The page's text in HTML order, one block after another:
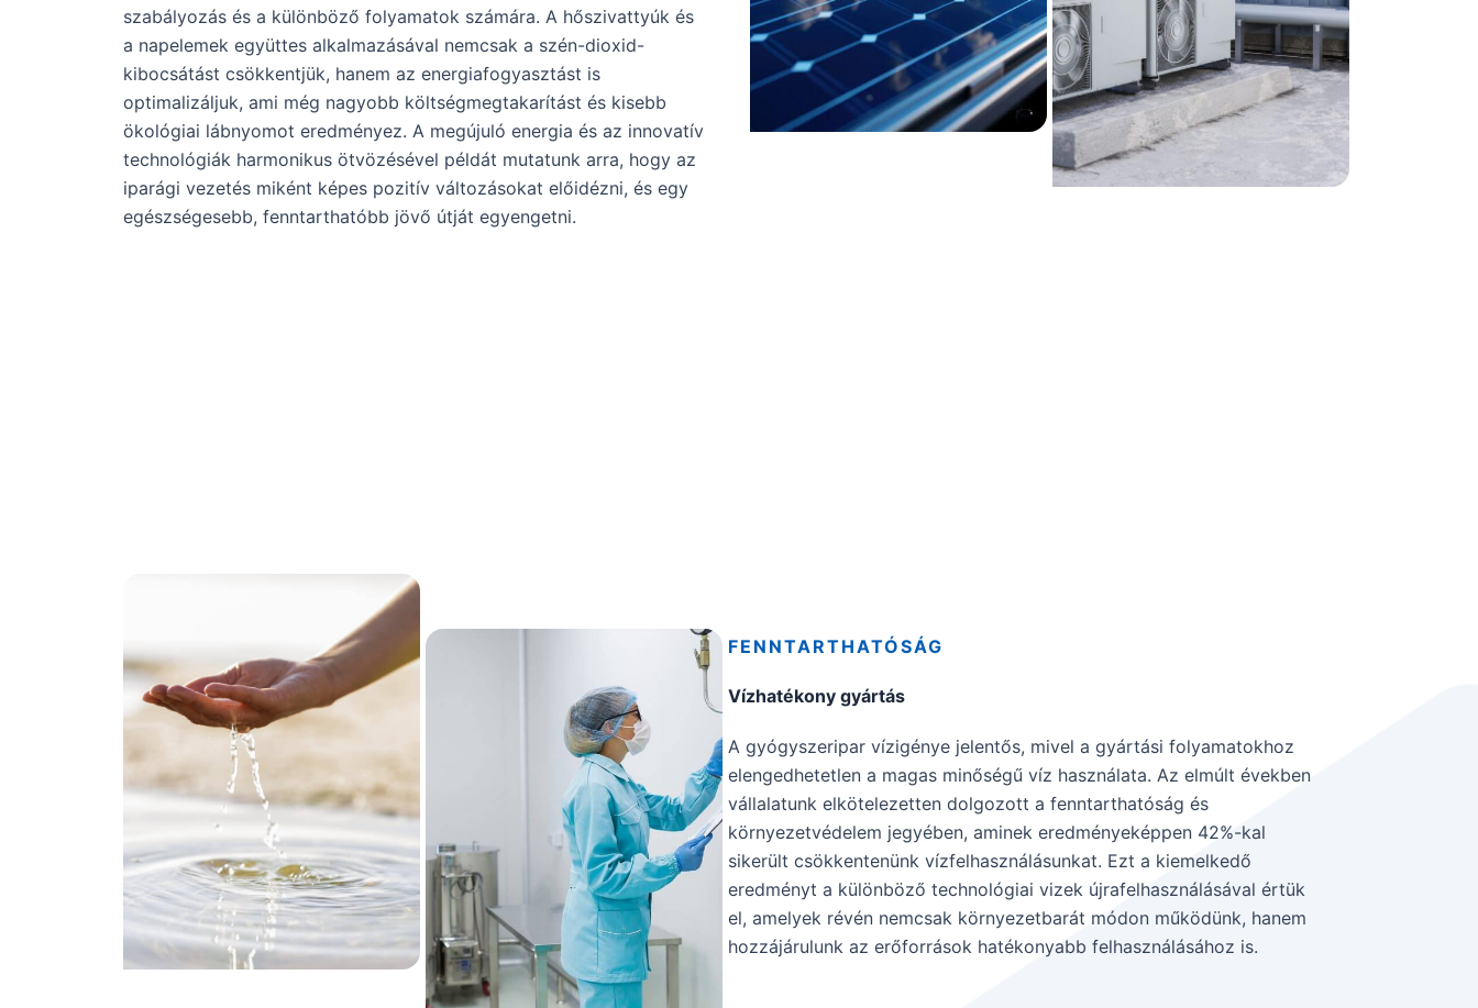
szabályozás és a különböző folyamatok számára. A hőszivattyúk és
a napelemek együttes alkalmazásával nemcsak a szén-dioxid-
kibocsátást csökkentjük, hanem az energiafogyasztást is
optimalizáljuk, ami még nagyobb költségmegtakarítást és kisebb
ökológiai lábnyomot eredményez. A megújuló energia és az innovatív
technológiák harmonikus ötvözésével példát mutatunk arra, hogy az
iparági vezetés miként képes pozitív változásokat előidézni, és egy
egészségesebb, fenntarthatóbb jövő útját egyengetni.
FENNTARTHATÓSÁG
Vízhatékony gyártás
A gyógyszeripar vízigénye jelentős, mivel a gyártási folyamatokhoz
elengedhetetlen a magas minőségű víz használata. Az elmúlt években
vállalatunk elkötelezetten dolgozott a fenntarthatóság és
környezetvédelem jegyében, aminek eredményeképpen 42%-kal
sikerült csökkentenünk vízfelhasználásunkat. Ezt a kiemelkedő
eredményt a különböző technológiai vizek újrafelhasználásával értük
el, amelyek révén nemcsak környezetbarát módon működünk, hanem
hozzájárulunk az erőforrások hatékonyabb felhasználásához is.